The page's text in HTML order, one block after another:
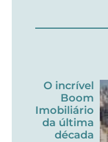
O incrível
Boom
Imobiliário
da última
década